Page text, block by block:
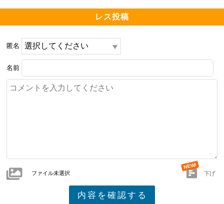
レス投稿
匿名
名前
ファイル未選択 下げ